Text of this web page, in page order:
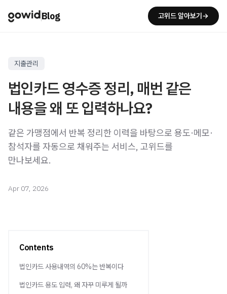
Blog 고위드 알아보기→
지출관리
법인카드 영수증 정리, 매번 같은
내용을 왜 또 입력하나요?
같은 가맹점에서 반복 정리한 이력을 바탕으로 용도·메모·
참석자를 자동으로 채워주는 서비스, 고위드를
만나보세요.
Apr 07, 2026
Contents
법인카드 사용내역의 60%는 반복이다
법인카드 용도 입력, 왜 자꾸 미루게 될까